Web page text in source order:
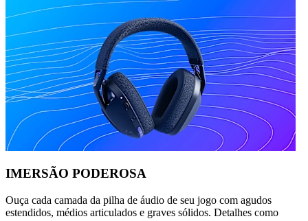
IMERSÃO PODEROSA
Ouça cada camada da pilha de áudio de seu jogo com agudos
estendidos, médios articulados e graves sólidos. Detalhes como